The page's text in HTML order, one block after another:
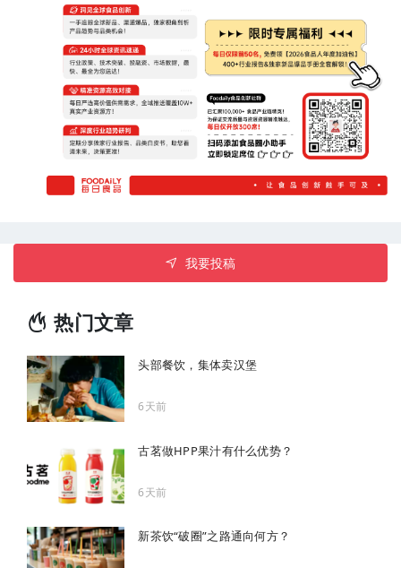
我要投稿
热门文章
头部餐饮，集体卖汉堡
6天前
古茗做HPP果汁有什么优势？
6天前
新茶饮“破圈”之路通向何方？